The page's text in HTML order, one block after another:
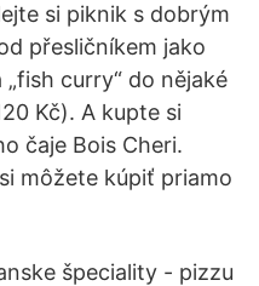
si piknik s dobrým
přesličníkem jako
curry“ do nějaké
Kč). A kupte si
čaje Bois Cheri.
môžete kúpiť priamo
špeciality - pizzu